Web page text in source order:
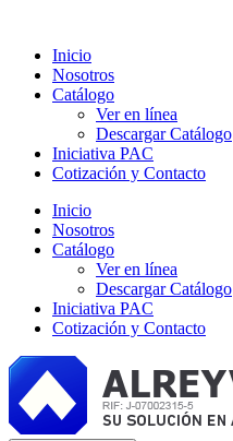
Inicio
Nosotros
Catálogo
Ver en línea
Descargar Catálogo
Iniciativa PAC
Cotización y Contacto
Inicio
Nosotros
Catálogo
Ver en línea
Descargar Catálogo
Iniciativa PAC
Cotización y Contacto